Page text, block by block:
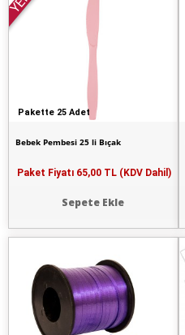
Pakette 25 Adet
Bebek Pembesi 25 li Bıçak
Paket Fiyatı 65,00 TL (KDV Dahil)
Sepete Ekle